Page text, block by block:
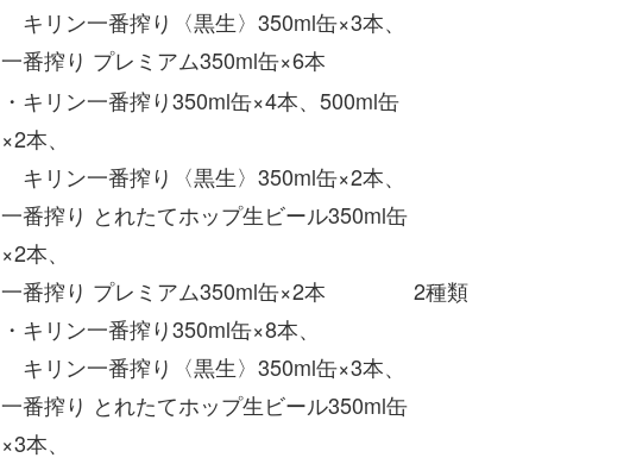
キリン一番搾り〈黒生〉350ml缶×3本、
一番搾り プレミアム350ml缶×6本
・キリン一番搾り350ml缶×4本、500ml缶
×2本、
キリン一番搾り〈黒生〉350ml缶×2本、
一番搾り とれたてホップ生ビール350ml缶
×2本、
一番搾り プレミアム350ml缶×2本
・キリン一番搾り350ml缶×8本、
キリン一番搾り〈黒生〉350ml缶×3本、
一番搾り とれたてホップ生ビール350ml缶
×3本、
2種類